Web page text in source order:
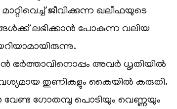
ജീവിക്കുന്ന ഖലീഫയുടെ
ലഭിക്കാൻ പോകുന്ന വലിയ
ഭർത്താവിനൊപ്പം അവർ ധൃതിയിൽ
തുണികളും കൈയിൽ കരുതി.
ഗോതമ്പു പൊടിയും വെണ്ണയും